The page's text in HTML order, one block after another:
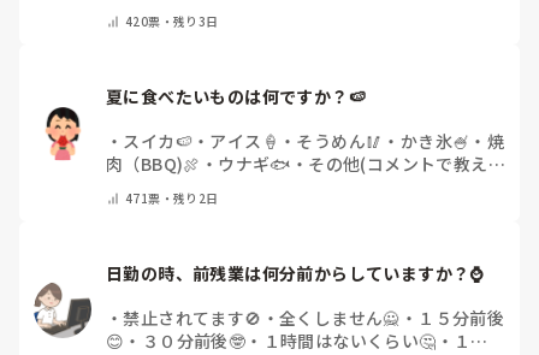
教えてください）
420票・残り3日
夏に食べたいものは何ですか？🍉
・ スイカ🍉 ・ アイス🍦 ・ そうめん🥢 ・ かき氷🍧 ・ 焼
肉（BBQ)🍖 ・ ウナギ🐟 ・ その他(コメントで教え
471票・残り2日
日勤の時、前残業は何分前からしていますか？⌚
・禁止されてます🚫 ・ 全くしません🙅 ・ １５分前後
😊 ・ ３０分前後🤓 ・ １時間はないくらい🤔 ・ １時